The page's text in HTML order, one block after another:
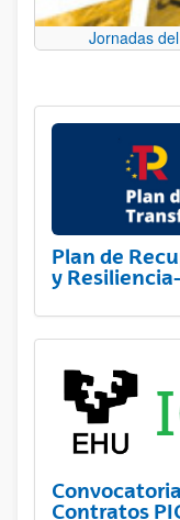
Jornadas
Plan de
y
Contratos